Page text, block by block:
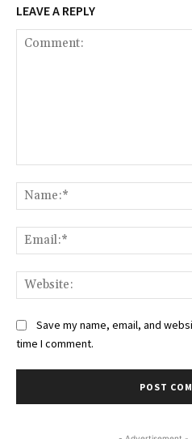
LEAVE A REPLY
Save my name, email, and
time I comment.